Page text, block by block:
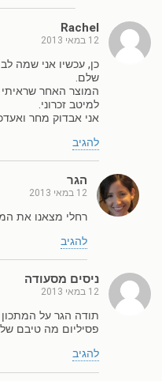
Rachel
12 במאי 2013
כן, עכשיו אני שמה
שלם.
המוצר האחר
למיטב זכרוני.
אני אבדוק מחר
להגיב
הגר
12 במאי 2013
רחלי מצאנו את
להגיב
ניסים מסעודה
12 במאי 2013
תודה הגר על
פסיליום מה טיבם
להגיב